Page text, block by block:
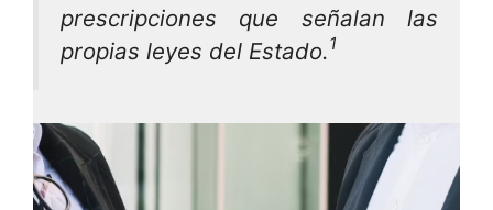
prescripciones que señalan las
propias leyes del Estado.1